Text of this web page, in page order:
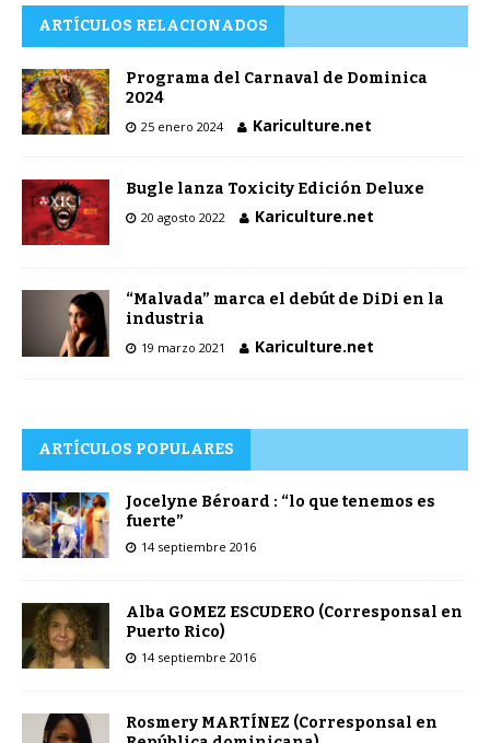
ARTÍCULOS RELACIONADOS
Programa del Carnaval de Dominica
2024
25 enero 2024 Kariculture.net
Bugle lanza Toxicity Edición Deluxe
20 agosto 2022 Kariculture.net
“Malvada” marca el debút de DiDi en la
industria
19 marzo 2021 Kariculture.net
ARTÍCULOS POPULARES
Jocelyne Béroard : “lo que tenemos es
fuerte”
14 septiembre 2016
Alba GOMEZ ESCUDERO (Corresponsal en
Puerto Rico)
14 septiembre 2016
Rosmery MARTÍNEZ (Corresponsal en